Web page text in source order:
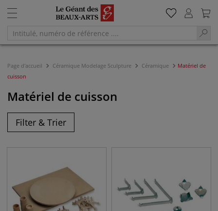
Page d'accueil Céramique Modelage Sculpture Céramique
Matériel de
cuisson
Matériel de cuisson
Filter & Trier